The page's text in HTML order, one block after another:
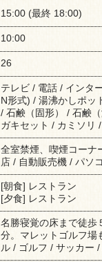
15:00 (最終 18:00)
10:00
26
テレビ / 電話 / インタ
N形式) / 湯沸かしポッ
/ 石鹸（固形） / 石鹸
ガキセット / カミソリ
全室禁煙、喫煙コーナ
店 / 自動販売機 / パソ
[朝食] レストラン
[夕食] レストラン
名勝寝覚の床まで徒歩
分。マレットゴルフ場
ル / ゴルフ / サッカー